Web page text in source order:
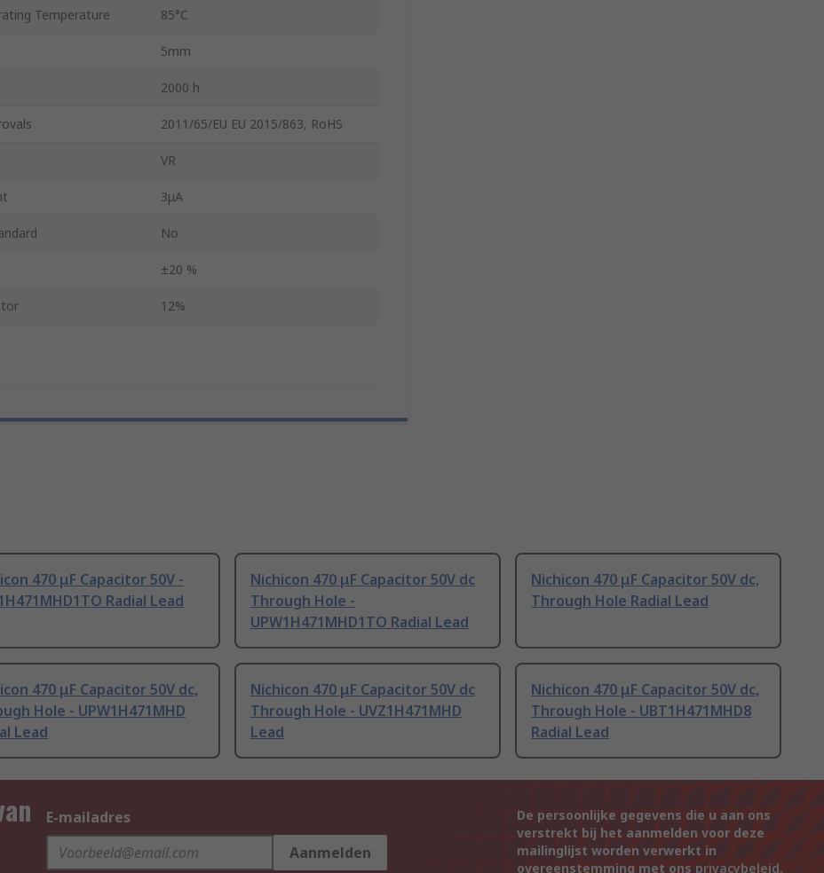
Temperature 85°C
5mm
2000 h
2011/65/EU EU 2015/863, RoHS
VR
3μA
No
±20 %
12%
470 μF Capacitor 50V -
Radial Lead
Nichicon 470 μF Capacitor 50V dc
Through Hole -
UPW1H471MHD1TO Radial Lead
Nichicon 470 μF Capacitor 50V dc,
Through Hole Radial Lead
470 μF Capacitor 50V dc,
Hole - UPW1H471MHD
Lead
Nichicon 470 μF Capacitor 50V dc
Through Hole - UVZ1H471MHD
Lead
Nichicon 470 μF Capacitor 50V dc,
Through Hole - UBT1H471MHD8
Radial Lead
E-mailadres
Aanmelden
De persoonlijke gegevens die u aan ons
verstrekt bij het aanmelden voor deze
mailinglijst worden verwerkt in
overeenstemming met ons privacybeleid.